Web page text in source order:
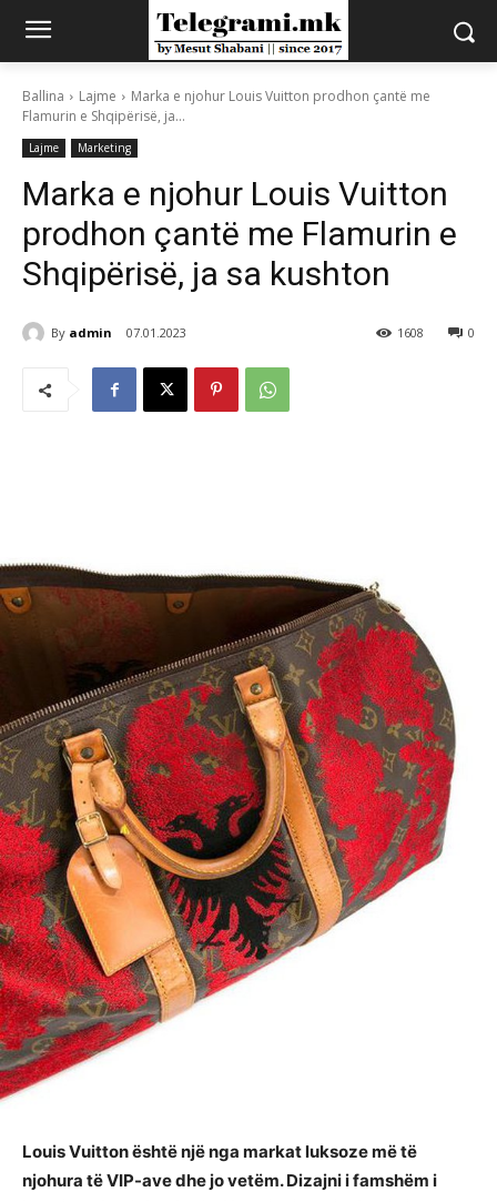
Ballina Lajme
Marka e njohur Louis Vuitton prodhon çantë me
Flamurin e Shqipërisë, ja...
Lajme Marketing
Marka e njohur Louis Vuitton
prodhon çantë me Flamurin e
Shqipërisë, ja sa kushton
By admin 07.01.2023 0
1608
Louis Vuitton është një nga markat luksoze më të
njohura të VIP-ave dhe jo vetëm. Dizajni i famshëm i